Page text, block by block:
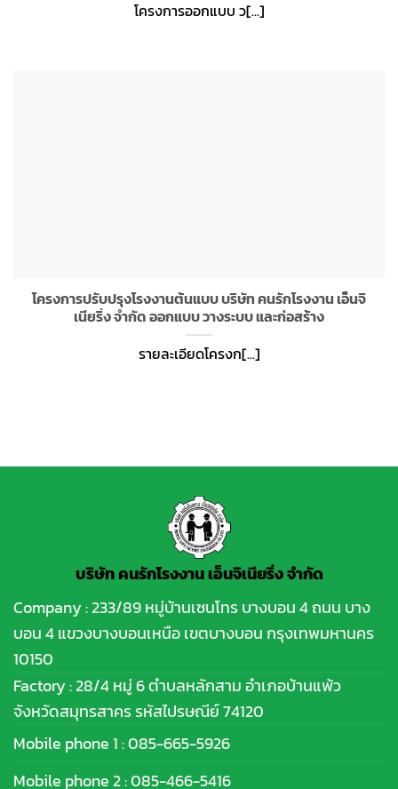
โครงการออกแบบ ว[...]
โครงการปรับปรุงโรงงานต้นแบบ บริษัท คนรักโรงงาน เอ็นจิ
เนียริ่ง จำกัด ออกแบบ วางระบบ และก่อสร้าง
รายละเอียดโครงก[...]
บริษัท คนรักโรงงาน เอ็นจิเนียริ่ง จำกัด
Company : 233/89 หมู่บ้านเซนโทร บางบอน 4 ถนน บาง
บอน 4 แขวงบางบอนเหนือ เขตบางบอน กรุงเทพมหานคร
10150
Factory : 28/4 หมู่ 6 ตำบลหลักสาม อำเภอบ้านแพ้ว
จังหวัดสมุทรสาคร รหัสไปรษณีย์ 74120
Mobile phone 1 :085-665-5926
Mobile phone 2 :085-466-5416